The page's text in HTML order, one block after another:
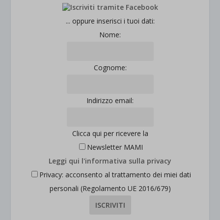
... oppure inserisci i tuoi dati:
Nome:
Cognome:
Indirizzo email:
Clicca qui per ricevere la
Newsletter MAMI
Leggi qui l'informativa sulla privacy
Privacy: acconsento al trattamento dei miei dati
personali (Regolamento UE 2016/679)
jetpackState[message]